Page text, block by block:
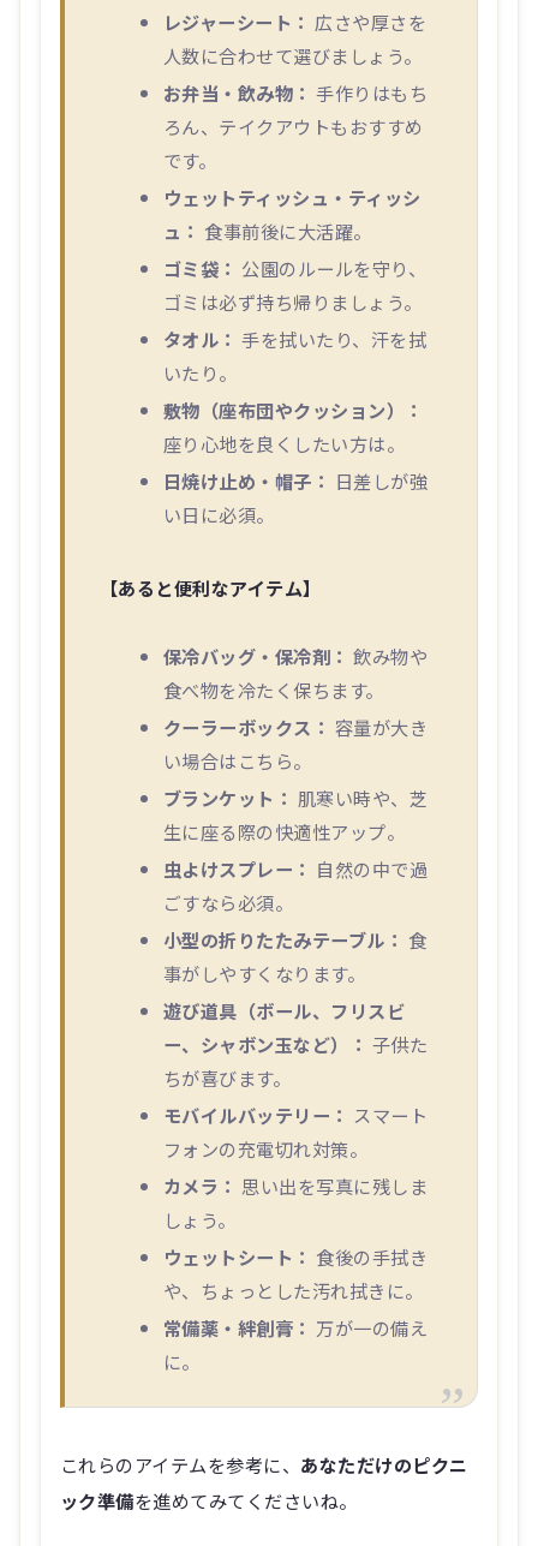
レジャーシート： 広さや厚さを
人数に合わせて選びましょう。
お弁当・飲み物： 手作りはもち
ろん、テイクアウトもおすすめ
です。
ウェットティッシュ・ティッシ
ュ： 食事前後に大活躍。
ゴミ袋： 公園のルールを守り、
ゴミは必ず持ち帰りましょう。
タオル： 手を拭いたり、汗を拭
いたり。
敷物（座布団やクッション）：
座り心地を良くしたい方は。
日焼け止め・帽子： 日差しが強
い日に必須。
【あると便利なアイテム】
保冷バッグ・保冷剤： 飲み物や
食べ物を冷たく保ちます。
クーラーボックス： 容量が大き
い場合はこちら。
ブランケット： 肌寒い時や、芝
生に座る際の快適性アップ。
虫よけスプレー： 自然の中で過
ごすなら必須。
小型の折りたたみテーブル： 食
事がしやすくなります。
遊び道具（ボール、フリスビ
ー、シャボン玉など）： 子供た
ちが喜びます。
モバイルバッテリー： スマート
フォンの充電切れ対策。
カメラ： 思い出を写真に残しま
しょう。
ウェットシート： 食後の手拭き
や、ちょっとした汚れ拭きに。
常備薬・絆創膏： 万が一の備え
に。
これらのアイテムを参考に、 あなただけのピクニ
ック準備を進めてみてくださいね。